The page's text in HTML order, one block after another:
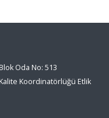
Oda No: 513
Koordinatörlüğü Etlik